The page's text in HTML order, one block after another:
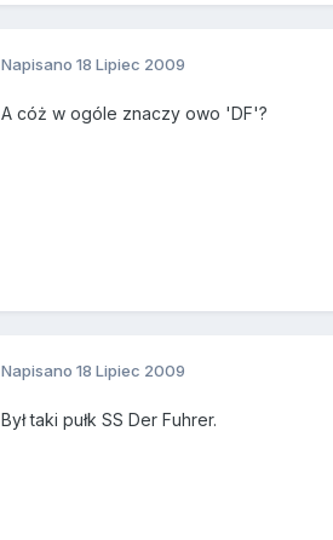
Napisano18 Lipiec 2009
A cóż w ogóle znaczy owo 'DF'?
Napisano18 Lipiec 2009
Był taki pułk SS Der Fuhrer.